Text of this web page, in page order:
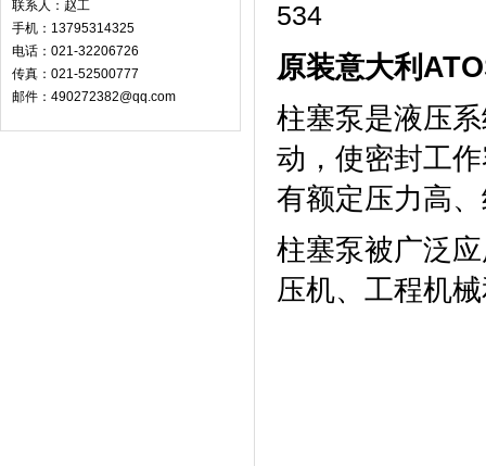
联系人：赵工
手机：13795314325
电话：021-32206726
传真：021-52500777
邮件：490272382@qq.com
原装意大利
柱塞泵是液压
动，使密封工
有额定压力高
柱塞泵被广泛
压机、工程机